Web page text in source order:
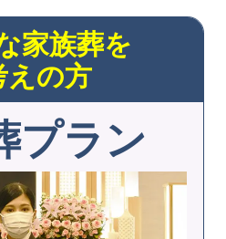
家族葬を
えの方
プラン